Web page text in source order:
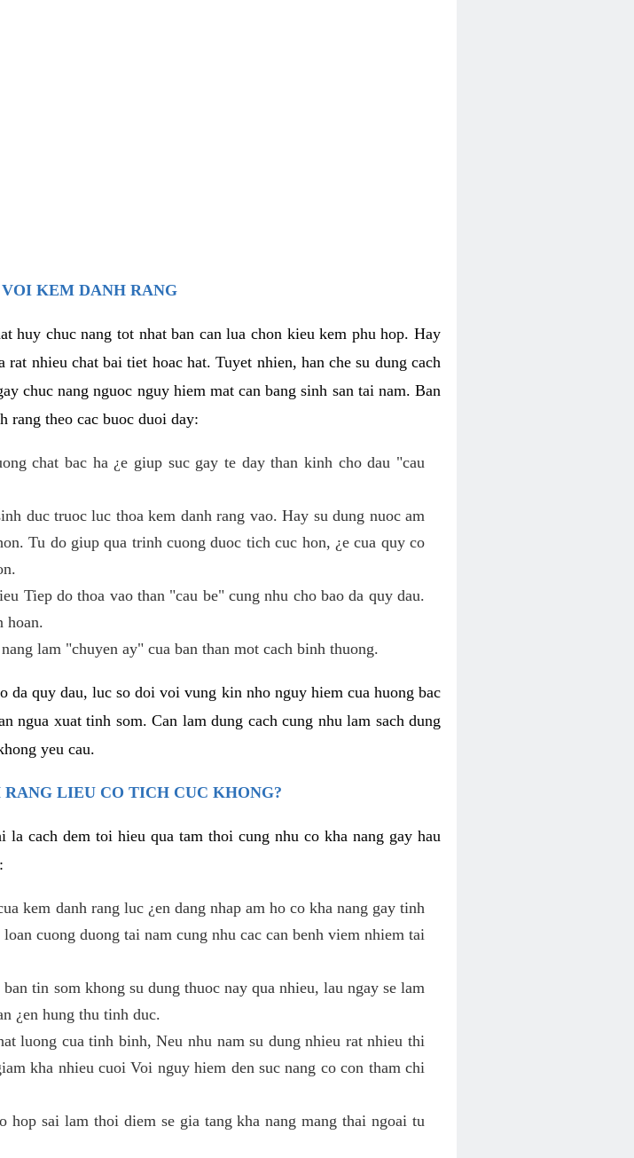
KEM DANH RANG
huy chuc nang tot nhat ban can lua chon kieu kem phu hop. Hay
nhieu chat bai tiet hoac hat. Tuyet nhien, han che su dung cach
chuc nang nguoc nguy hiem mat can bang sinh san tai nam. Ban
rang theo cac buoc duoi day:
chat bac ha ¿e giup suc gay te day than kinh cho dau "cau
duc truoc luc thoa kem danh rang vao. Hay su dung nuoc am
Tu do giup qua trinh cuong duoc tich cuc hon, ¿e cua quy co
Tiep do thoa vao than "cau be" cung nhu cho bao da quy dau.
hoan.
lam "chuyen ay" cua ban than mot cach binh thuong.
da quy dau, luc so doi voi vung kin nho nguy hiem cua huong bac
ngua xuat tinh som. Can lam dung cach cung nhu lam sach dung
yeu cau.
LIEU CO TICH CUC KHONG?
cach dem toi hieu qua tam thoi cung nhu co kha nang gay hau
kem danh rang luc ¿en dang nhap am ho co kha nang gay tinh
cuong duong tai nam cung nhu cac can benh viem nhiem tai
tin som khong su dung thuoc nay qua nhieu, lau ngay se lam
¿en hung thu tinh duc.
luong cua tinh binh, Neu nhu nam su dung nhieu rat nhieu thi
kha nhieu cuoi Voi nguy hiem den suc nang co con tham chi
hop sai lam thoi diem se gia tang kha nang mang thai ngoai tu